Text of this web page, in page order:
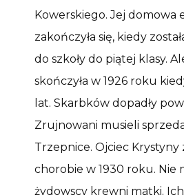
Kowerskiego. Jej domowa
zakończyła się, kiedy
do szkoły do piątej klasy.
skończyła w 1926 roku
lat. Skarbków dopadły
Zrujnowani musieli
Trzepnice. Ojciec Krystyny
chorobie w 1930 roku. Nie
żydowscy krewni matki.